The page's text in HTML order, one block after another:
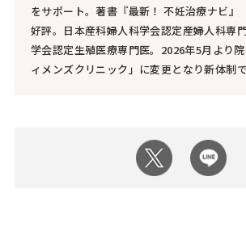
をサポート。著書『最新！ 不妊治療ナビ』
好評。日本産科婦人科学会認定産婦人科専
学会認定生殖医療専門医。2026年5月より
ィメンズクリニック」に変更となり新体制で